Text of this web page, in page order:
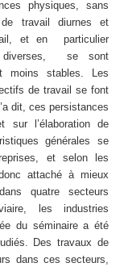
physiques, sans
de travail diurnes et
et en particulier
diverses, se sont
moins stables. Les
de travail se font
dit, ces persistances
l’élaboration de
générales se
et selon les
attaché à mieux
quatre secteurs
les industries
du séminaire a été
Des travaux de
dans ces secteurs,